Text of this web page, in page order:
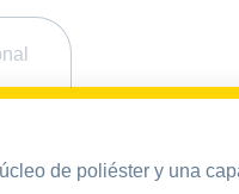
de poliéster y una